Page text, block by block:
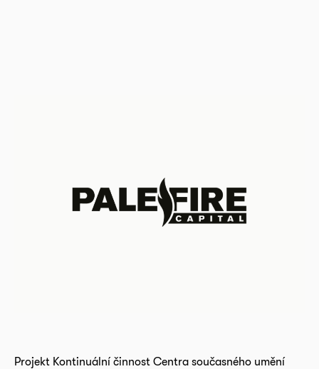
Projekt Kontinuální činnost Centra současného umění